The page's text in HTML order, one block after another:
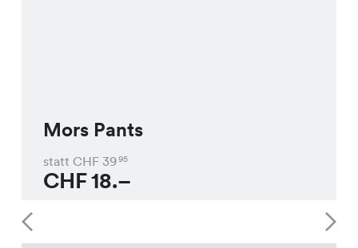
Mors Pants
statt CHF 3995
CHF18.–